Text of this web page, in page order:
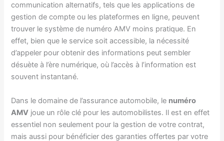
communication alternatifs, tels que les applications de
gestion de compte ou les plateformes en ligne, peuvent
trouver le système de numéro AMV moins pratique. En
effet, bien que le service soit accessible, la nécessité
d’appeler pour obtenir des informations peut sembler
désuète à l’ère numérique, où l’accès à l’information est
souvent instantané.
Dans le domaine de l’assurance automobile, le numéro
AMV joue un rôle clé pour les automobilistes. Il est en effet
essentiel non seulement pour la gestion de votre contrat,
mais aussi pour bénéficier des garanties offertes par votre